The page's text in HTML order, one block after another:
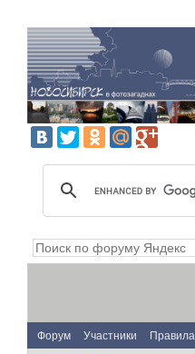
Форум Участники Правила